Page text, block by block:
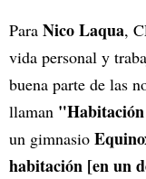
Para Nico Laqua,
vida personal y
buena parte de las
llaman
un gimnasio
habitación [en un